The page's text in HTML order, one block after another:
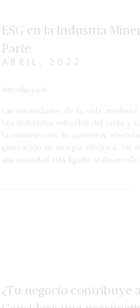
ESG en la Industria
Parte
ABRIL, 2022
Introducción
Las necesidades de la vida
Los materiales extraídos del suelo y
la construcción de carreteras,
generación de energía eléctrica. Sin
una sociedad está ligado al desarrollo
¿Tu negocio contribuye